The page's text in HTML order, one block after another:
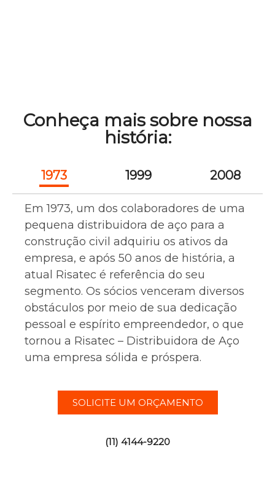
Conheça mais sobre nossa
história:
1973 1999 2008
Em 1973, um dos colaboradores de uma
pequena distribuidora de aço para a
construção civil adquiriu os ativos da
empresa, e após 50 anos de história, a
atual Risatec é referência do seu
segmento. Os sócios venceram diversos
obstáculos por meio de sua dedicação
pessoal e espírito empreendedor, o que
tornou a Risatec – Distribuidora de Aço
uma empresa sólida e próspera.
SOLICITE UM ORÇAMENTO
(11) 4144-9220